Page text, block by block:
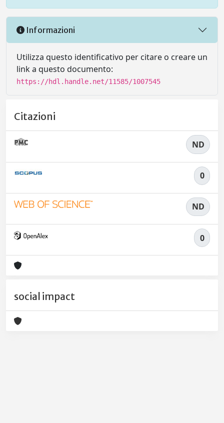
Informazioni
Utilizza questo identificativo per citare o creare un
link a questo documento:
https://hdl.handle.net/11585/1007545
Citazioni
ND
0
ND
0
social impact